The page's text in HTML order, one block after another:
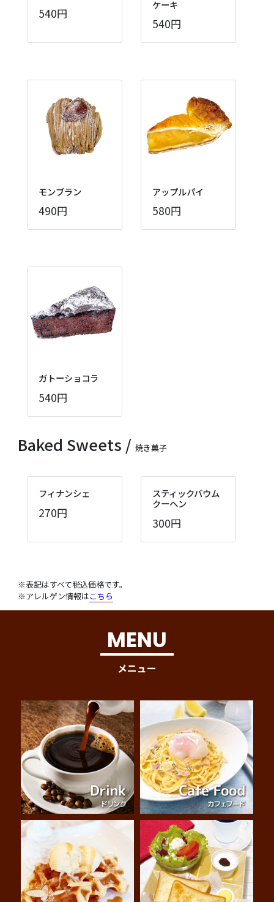
540円
ケーキ
540円
モンブラン
490円
アップルパイ
580円
ガトーショコラ
540円
Baked Sweets / 焼き菓子
フィナンシェ
270円
スティックバウム
クーヘン
300円
※表記はすべて税込価格です。
※アレルゲン情報はこちら
MENU
メニュー